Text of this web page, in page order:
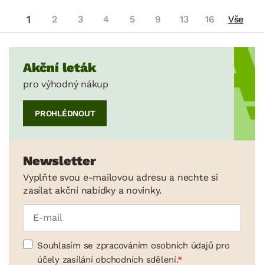
1 2 3 4 5 9 13 16 Vše
Akční leták
pro výhodný nákup
PROHLÉDNOUT
Newsletter
Vyplňte svou e-mailovou adresu a nechte si
zasílat akční nabídky a novinky.
Souhlasím se zpracováním osobních údajů pro
účely zasílání obchodních sdělení.